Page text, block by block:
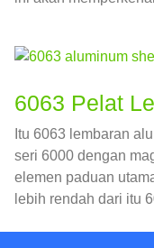
6063 Pelat
Itu 6063 lembaran
seri 6000 dengan
elemen paduan
lebih rendah dari itu